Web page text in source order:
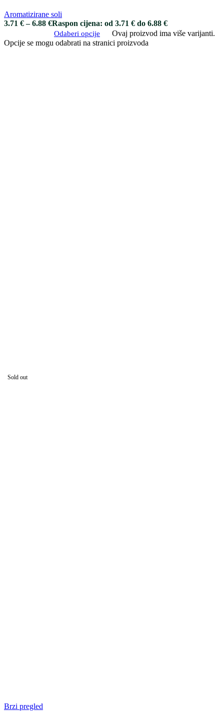
Aromatizirane soli
3.71 € – 6.88 €Raspon cijena: od 3.71 € do 6.88 €
Odaberi opcije
Ovaj proizvod ima više varijanti.
Opcije se mogu odabrati na stranici proizvoda
Sold out
Brzi pregled